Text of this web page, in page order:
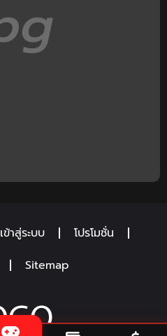
เข้าสู่ระบบ
โปรโมชั่น
Sitemap